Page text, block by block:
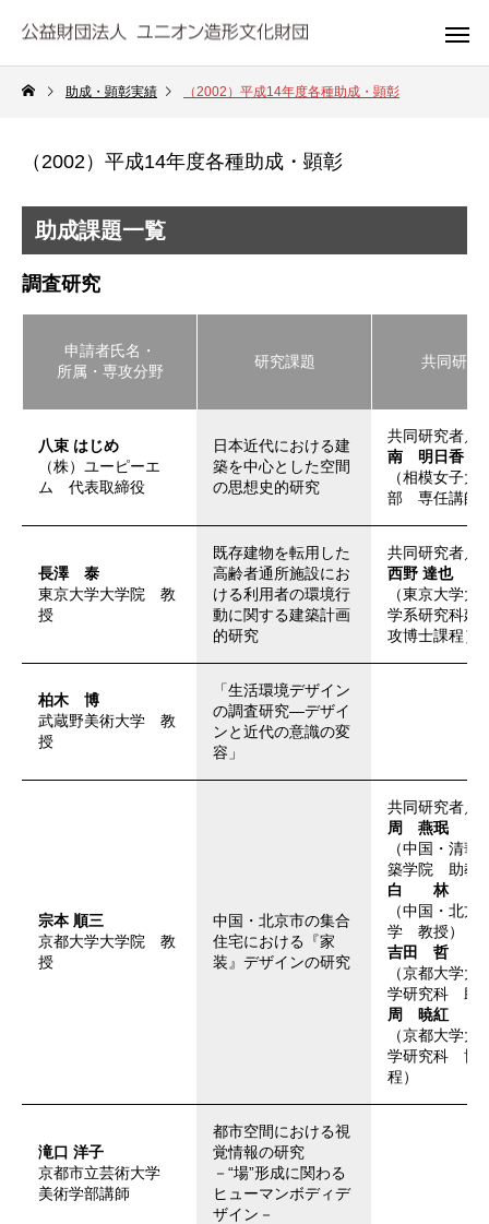
助成・顕彰実績 （2002）平成14年度各種助成・顕彰
（2002）平成14年度各種助成・顕彰
助成課題一覧
調査研究
申請者氏名・
所属・専攻分野
研究課題 共同研究
八束 はじめ
（株）ユーピーエ
ム 代表取締役
日本近代における建
築を中心とした空間
の思想史的研究
共同研究者／
南 明日香
（相模女子大
部 専任講師
長澤 泰
東京大学大学院 教
授
既存建物を転用した
高齢者通所施設にお
ける利用者の環境行
動に関する建築計画
的研究
共同研究者／
西野 達也
（東京大学大
学系研究科建
攻博士課程）
柏木 博
武蔵野美術大学 教
授
「生活環境デザイン
の調査研究―デザイ
ンと近代の意識の変
容」
宗本 順三
京都大学大学院 教
授
中国・北京市の集合
住宅における『家
装』デザインの研究
共同研究者／
周 燕珉
（中国・清華
築学院 助教
白 林
（中国・北方
学 教授）
吉田 哲
（京都大学大
学研究科 助
周 暁紅
（京都大学大
学研究科 博
程）
滝口 洋子
京都市立芸術大学
美術学部講師
都市空間における視
覚情報の研究
－“場”形成に関わる
ヒューマンボディデ
ザイン－